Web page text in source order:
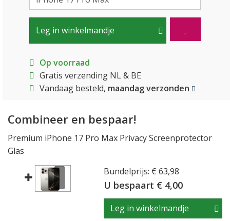
Leg in winkelmandje
Op voorraad
Gratis verzending NL & BE
Vandaag besteld, maandag verzonden
Combineer en bespaar!
Premium iPhone 17 Pro Max Privacy Screenprotector
Glas
Bundelprijs: € 63,98
U bespaart € 4,00
Leg in winkelmandje